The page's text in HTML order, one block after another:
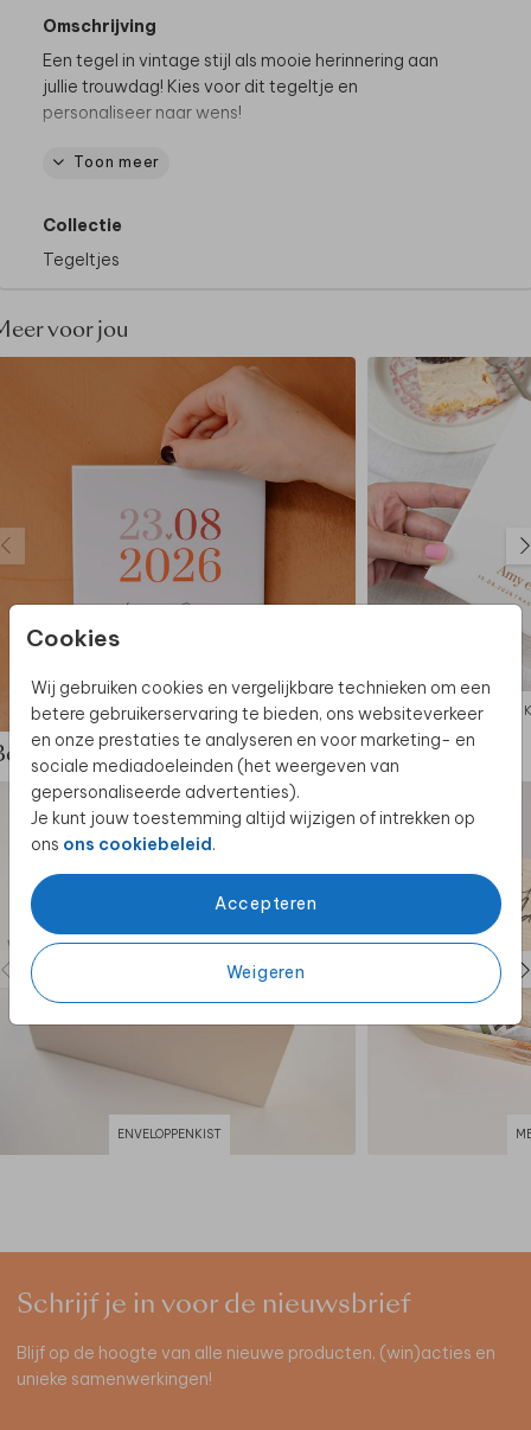
Cookies
Wij gebruiken cookies en vergelijkbare technieken om een
betere gebruikerservaring te bieden, ons websiteverkeer
en onze prestaties te analyseren en voor marketing- en
sociale mediadoeleinden (het weergeven van
gepersonaliseerde advertenties).
Je kunt jouw toestemming altijd wijzigen of intrekken op
ons ons cookiebeleid.
Accepteren
Weigeren
Omschrijving
Een tegel in vintage stijl als mooie herinnering aan
jullie trouwdag! Kies voor dit tegeltje en
personaliseer naar wens!
Dit product maakt deel uit van
Toon meer
Collectie
Tegeltjes
voor jou
KERAMIEK
de complete set
ENVELOPPENKIST
Schrijf je in voor de nieuwsbrief
Blijf op de hoogte van alle nieuwe producten, (win)acties en
unieke samenwerkingen!